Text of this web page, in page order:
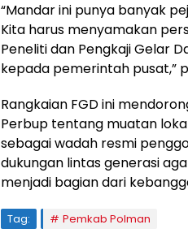
“Mandar ini punya banyak
Kita harus menyamakan
Peneliti dan Pengkaji Gelar
kepada pemerintah pusat,”
Rangkaian FGD ini
Perbup tentang muatan
sebagai wadah resmi
dukungan lintas generasi
menjadi bagian dari
Tag:
Pemkab Polman